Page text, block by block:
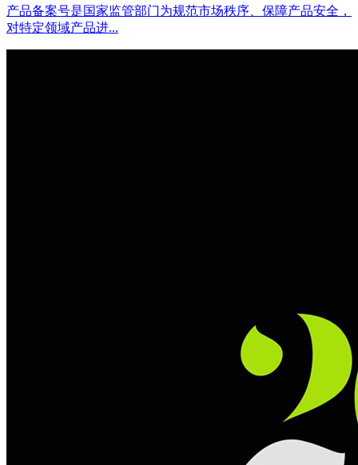
产品备案号是国家监管部门为规范市场秩序、保障产品安全，
对特定领域产品进...